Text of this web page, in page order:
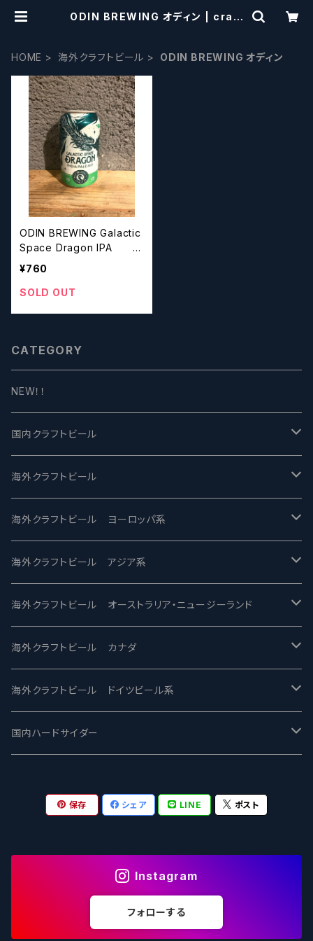
ODIN BREWING オディン | craft
HOME 海外クラフトビール ODIN BREWING オディン
ODIN BREWING Galactic
Space Dragon IPA オ
ディンブルーイング ギャラ
PA
¥760
SOLD OUT
CATEGORY
NEW！！
国内クラフトビール
UCHU BREWING -うちゅうブルーイング
バテレ -VERTERE
2nd Story Ale Works -セカンドストーリー
ビアへるん - Beer Hearn
忽布古丹醸造 - HOP KOTAN
ワイマーケットブルーイング Y.Market Brewing
志賀高原ビール - SIGAKOGEN
箕面ビール - MINOH BEER
サンクトガーレン - Sankt Gallen
ウェストコーストブルーイング -WCB
海外クラフトビール
Modern Times モダンタイムズ
Maui マウイ
Toppling Goliath トップリンゴライアス
Fair State フェアステイト
Lagunitas ラグニタス
FirestoneWalker ファイアストーン
Mikkeller ミッケラー
Hop Nation ホップネーション
Brewski ブリュースキー
海外クラフトビール ヨーロッパ系
UnBarred -アンバード
SAIREN /サイレン
ワイルドチャイルド - Wilde Child
BrewDog Brewery - ブリュードッグ
The Flying Inn / ザ フライイング イン
Lambiek Fabriek - ファブリーク
Marble / マーブル
Buxton - バクストン
海外クラフトビール アジア系
gweilo-鬼佬 グウァイロ
Heart Of Darkness - ハートオブダークネス
Carbon brews -カーボン
TAIHU - タイフー
Behemoth - ベヒーモス
海外クラフトビール オーストラリア・ニュージーランド
ROCKY RIDGE - ロッキーリッジ
BODRIGGY BREWING ボッドリッジー
CO-CONSPIRATORS コ・コンスピレーターズ
Deep Creek Brewing Co.
8 Wired エイトワイアード
Isthmus イスムス
海外クラフトビール カナダ
Jackie O's ジャッキーオーズ
Westbrook ウェストブルック
Strathcona ストラスコナ
ODIN BREWING オディン
Electric Bicycle エレクトリックバイシクル
海外クラフトビール ドイツビール系
Karmeliten カーメリテン
Früh フリュー
Plank プランク
Tucher トゥーハー
国内ハードサイダー
保存 シェア LINE ポスト
Instagram
フォローする